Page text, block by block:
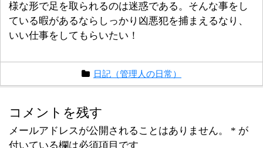
様な形で足を取られるのは迷惑である。そんな事をし
ている暇があるならしっかり凶悪犯を捕まえるなり、
いい仕事をしてもらいたい！
日記（管理人の日常）
コメントを残す
メールアドレスが公開されることはありません。 * が
付いている欄は必須項目です